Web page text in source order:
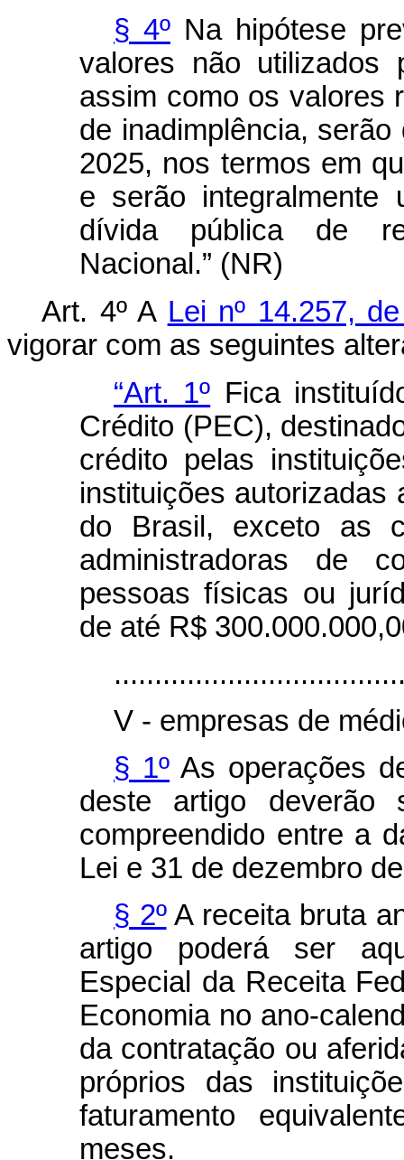
§ 4ºNa hipótese
valores não utilizados
assim como os valores
de inadimplência,
2025, nos termos em
e serão integralmente
dívida pública de
Nacional.” (NR)
Art. 4º A Lei nº 14.257,
vigorar com as seguintes
“Art. 1º Fica
Crédito (PEC),
crédito pelas
instituições autorizadas
do Brasil, exceto as
administradoras de
pessoas físicas ou
de até R$
V - empresas de
§ 1º As operações
deste artigo deverão
compreendido entre a
Lei e 31 de dezembro
§ 2ºA receita bruta
artigo poderá ser
Especial da Receita
Economia no ano-
da contratação ou
próprios das
faturamento
meses.